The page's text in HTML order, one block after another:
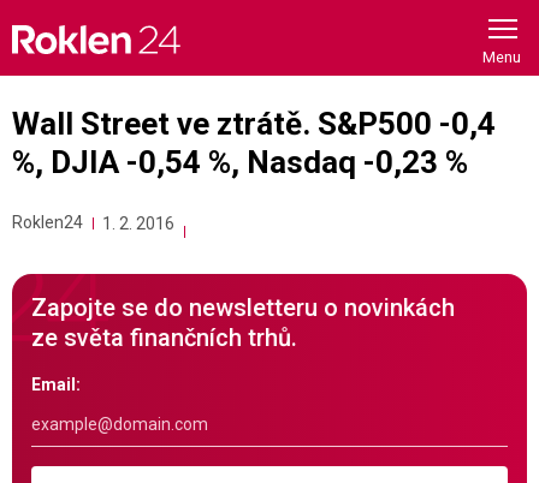
content
Wall Street ve ztrátě. S&P500 -0,4
%, DJIA -0,54 %, Nasdaq -0,23 %
Roklen24 1. 2. 2016
Zapojte se do newsletteru o novinkách
ze světa finančních trhů.
Email: